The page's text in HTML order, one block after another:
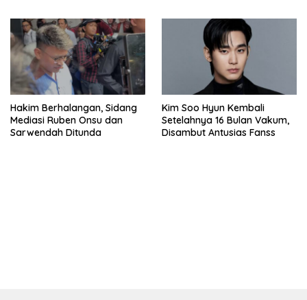
Hakim Berhalangan, Sidang
Mediasi Ruben Onsu dan
Sarwendah Ditunda
Kim Soo Hyun Kembali
Setelahnya 16 Bulan Vakum,
Disambut Antusias Fanss